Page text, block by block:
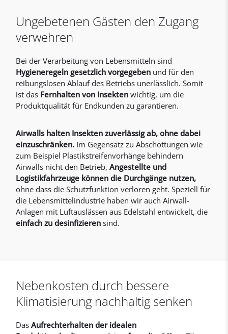
Ungebetenen Gästen den Zugang
verwehren
Bei der Verarbeitung von Lebensmitteln sind
Hygieneregeln gesetzlich vorgegeben und für den
reibungslosen Ablauf des Betriebs unerlässlich. Somit
ist das Fernhalten von Insekten wichtig, um die
Produktqualität für Endkunden zu garantieren.
Airwalls halten Insekten zuverlässig ab, ohne dabei
einzuschränken. Im Gegensatz zu Abschottungen wie
zum Beispiel Plastikstreifenvorhänge behindern
Airwalls nicht den Betrieb,Angestellte und
Logistikfahrzeuge können die Durchgänge nutzen,
ohne dass die Schutzfunktion verloren geht. Speziell für
die Lebensmittelindustrie haben wir auch Airwall-
Anlagen mit Luftauslässen aus Edelstahl entwickelt, die
einfach zu desinfizieren sind.
Nebenkosten durch bessere
Klimatisierung nachhaltig senken
DasAufrechterhalten der idealen